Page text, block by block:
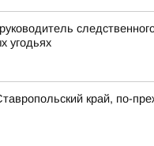
угодьях
край, по-